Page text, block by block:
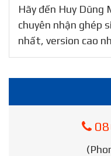
Hãy đến Huy
chuyên nhận ghép
nhất, version cao